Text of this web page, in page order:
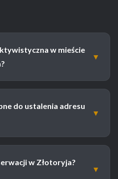
w mieście
▼
do ustalenia adresu
▼
w Złotoryja?
▼